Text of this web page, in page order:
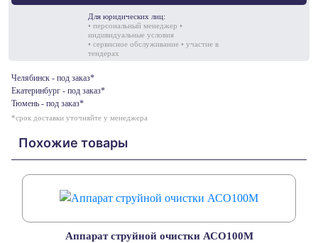
Для юридических лиц:
• персональный менеджер •
индивидуальные условия
• сервисное обслуживание • участие в
тендерах
Челябинск - под заказ*
Екатеринбург - под заказ*
Тюмень - под заказ*
*срок доставки уточняйте у менеджера
Похожие товары
Аппарат струйной очистки АСО100М